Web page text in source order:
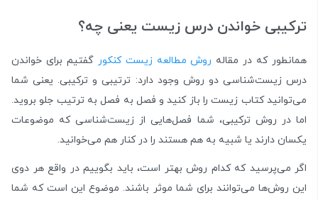
ترکیبی خواندن درس زیست یعنی چه؟
همانطور که در مقاله روش مطالعه زیست کنکور گفتیم برای خواندن
درس زیست‌شناسی دو روش وجود دارد: ترتیبی و ترکیبی. یعنی شما
می‌توانید کتاب زیست را باز کنید و فصل به فصل به ترتیب جلو بروید.
اما در روش‌ ترکیبی، شما فصل‌هایی از زیست‌شناسی که موضوعات
یکسان دارند یا شبیه به هم هستند را در کنار هم می‌خوانید.
اگر می‌پرسید که کدام روش بهتر است، باید بگوییم در واقع هر دوی
این روش‌ها می‌توانند برای شما موثر باشند. موضوع این است که شما